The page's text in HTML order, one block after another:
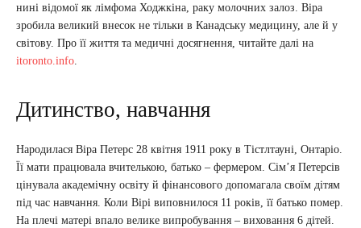
нині відомої як лімфома Ходжкіна, раку молочних залоз. Віра
зробила великий внесок не тільки в Канадську медицину, але й у
світову. Про її життя та медичні досягнення, читайте далі на
itoronto.info.
Дитинство, навчання
Народилася Віра Петерс 28 квітня 1911 року в Тістлтауні, Онтаріо.
Її мати працювала вчителькою, батько – фермером. Сім’я Петерсів
цінувала академічну освіту й фінансового допомагала своїм дітям
під час навчання. Коли Вірі виповнилося 11 років, її батько помер.
На плечі матері впало велике випробування – виховання 6 дітей.